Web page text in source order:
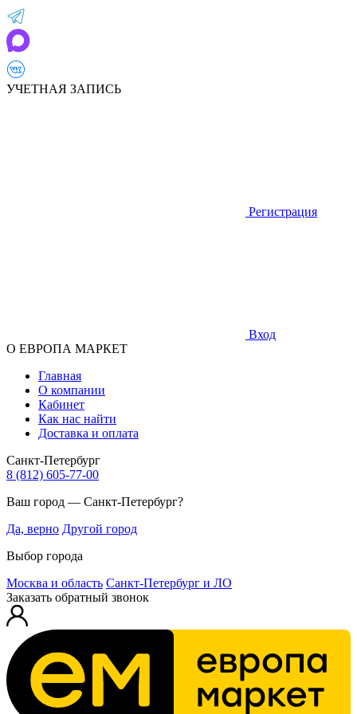
УЧЕТНАЯ ЗАПИСЬ
Регистрация
Вход
О ЕВРОПА МАРКЕТ
Главная
О компании
Кабинет
Как нас найти
Доставка и оплата
Санкт-Петербург
8 (812) 605-77-00
Ваш город — Санкт-Петербург?
Да, верно Другой город
Выбор города
Москва и область Санкт-Петербург и ЛО
Заказать обратный звонок